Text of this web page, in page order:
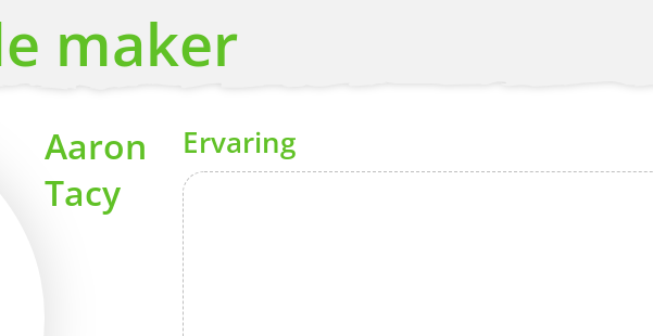
your stories to a global audience.
maker
Aaron
Tacy
Ervaring